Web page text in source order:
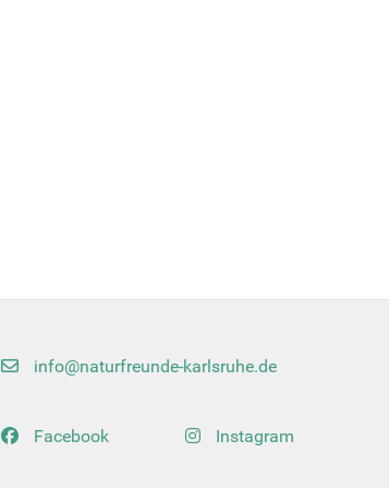
info@naturfreunde-karlsruhe.de
Facebook Instagram